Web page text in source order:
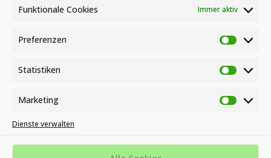
Funktionale Cookies Immer aktiv
Preferenzen
Statistiken
Marketing
Marketing
Dienste verwalten
Veranstaltungen